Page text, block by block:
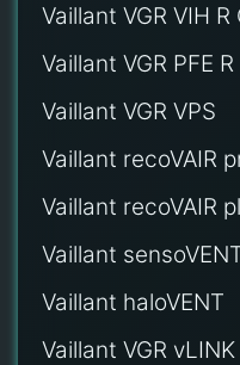
Vaillant VGR VIH R
Vaillant VGR PFE R
Vaillant VGR VPS
Vaillant recoVAIR
Vaillant recoVAIR
Vaillant
Vaillant haloVENT
Vaillant VGR vLINK